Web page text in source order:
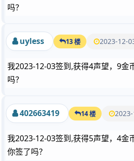
吗？
uyless 13 楼 2023-12-
我2023-12-03签到,获得4声望，9金
吗？
402663419 14 楼
我2023-12-03签到,获得5声望，4金
你签了吗？